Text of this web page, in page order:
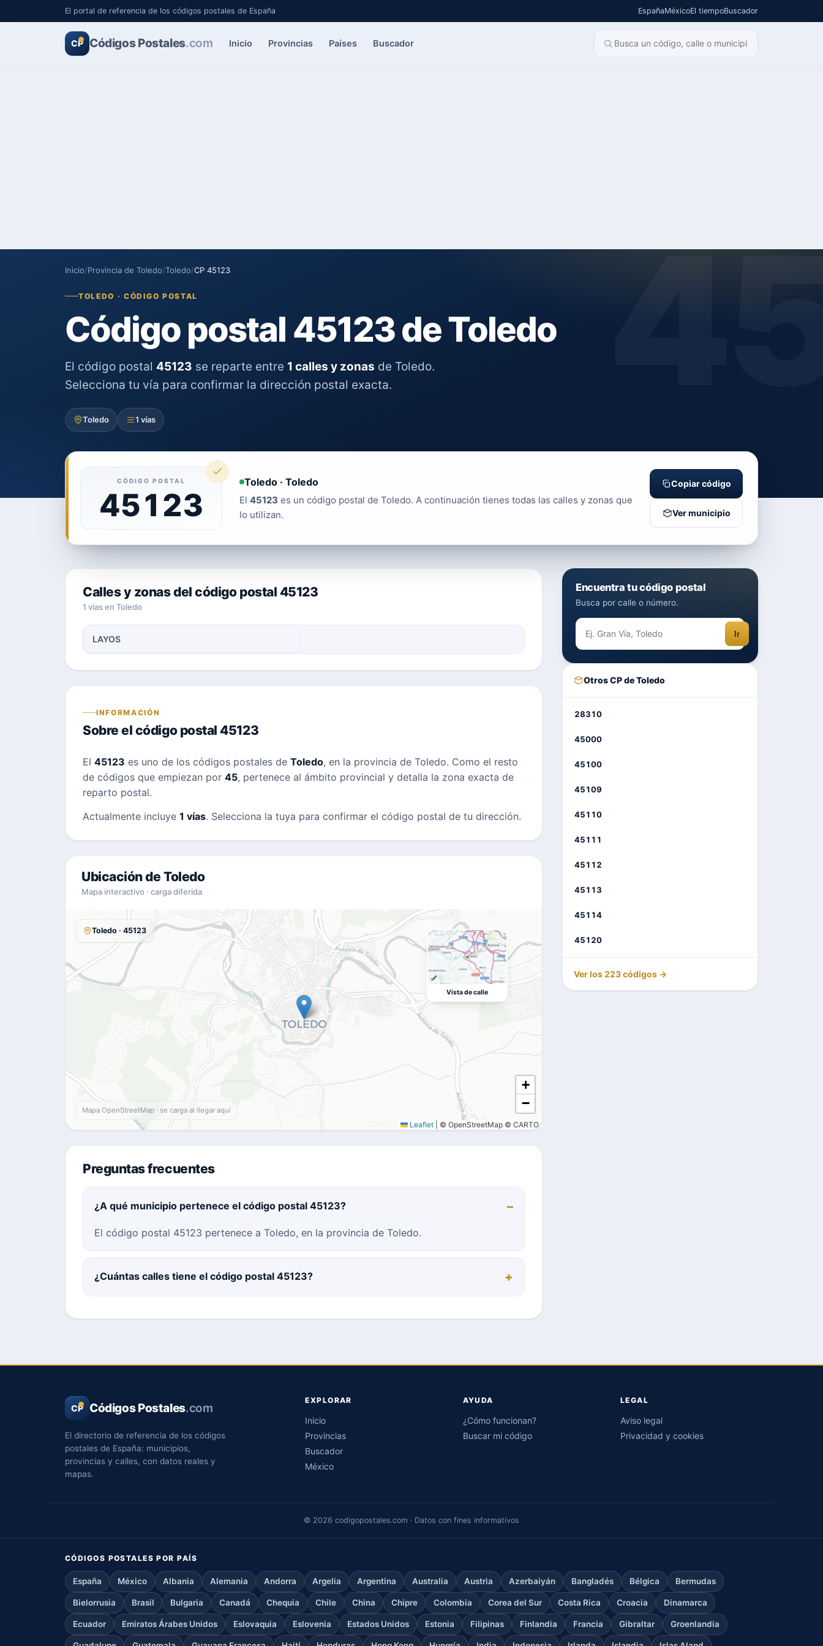
El portal de referencia de los códigos postales de España EspañaMéxicoEl tiempoBuscador
CP Códigos Postales.com Inicio Provincias Países Buscador
Inicio/Provincia de Toledo/Toledo/CP 45123
TOLEDO · CÓDIGO POSTAL
Código postal 45123 de Toledo
El código postal 45123 se reparte entre 1 calles y zonas de Toledo.
Selecciona tu vía para confirmar la dirección postal exacta.
Toledo 1 vías
CÓDIGO POSTAL
45123
Toledo · Toledo
El 45123 es un código postal de Toledo. A continuación tienes todas las calles y zonas que
lo utilizan.
Copiar código
Ver municipio
Calles y zonas del código postal 45123
1 vías en Toledo
LAYOS
INFORMACIÓN
Sobre el código postal 45123
El 45123 es uno de los códigos postales de Toledo, en la provincia de Toledo. Como el resto
de códigos que empiezan por 45, pertenece al ámbito provincial y detalla la zona exacta de
reparto postal.
Actualmente incluye 1 vías. Selecciona la tuya para confirmar el código postal de tu dirección.
Ubicación de Toledo
Mapa interactivo · carga diferida
+
−
Leaflet © OpenStreetMap © CARTO
Toledo · 45123
Vista de calle
Mapa OpenStreetMap · se carga al llegar aquí
Preguntas frecuentes
¿A qué municipio pertenece el código postal 45123?
El código postal 45123 pertenece a Toledo, en la provincia de Toledo.
¿Cuántas calles tiene el código postal 45123?
Encuentra tu código postal
Busca por calle o número.
Ir
Otros CP de Toledo
28310
45000
45100
45109
45110
45111
45112
45113
45114
45120
Ver los 223 códigos →
CP Códigos Postales.com
El directorio de referencia de los códigos
postales de España: municipios,
provincias y calles, con datos reales y
mapas.
EXPLORAR
Inicio
Provincias
Buscador
México
AYUDA
¿Cómo funcionan?
Buscar mi código
LEGAL
Aviso legal
Privacidad y cookies
© 2026 codigopostales.com · Datos con fines informativos
CÓDIGOS POSTALES POR PAÍS
España México Albania Alemania Andorra Argelia Argentina Australia Austria Azerbaiyán Bangladés Bélgica Bermudas
Bielorrusia Brasil Bulgaria Canadá Chequia Chile China Chipre Colombia Corea del Sur Costa Rica Croacia Dinamarca
Ecuador Emiratos Árabes Unidos Eslovaquia Eslovenia Estados Unidos Estonia Filipinas Finlandia Francia Gibraltar Groenlandia